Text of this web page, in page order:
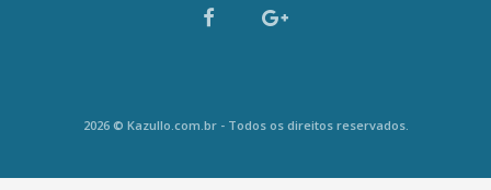
2026 © Kazullo.com.br - Todos os direitos reservados.